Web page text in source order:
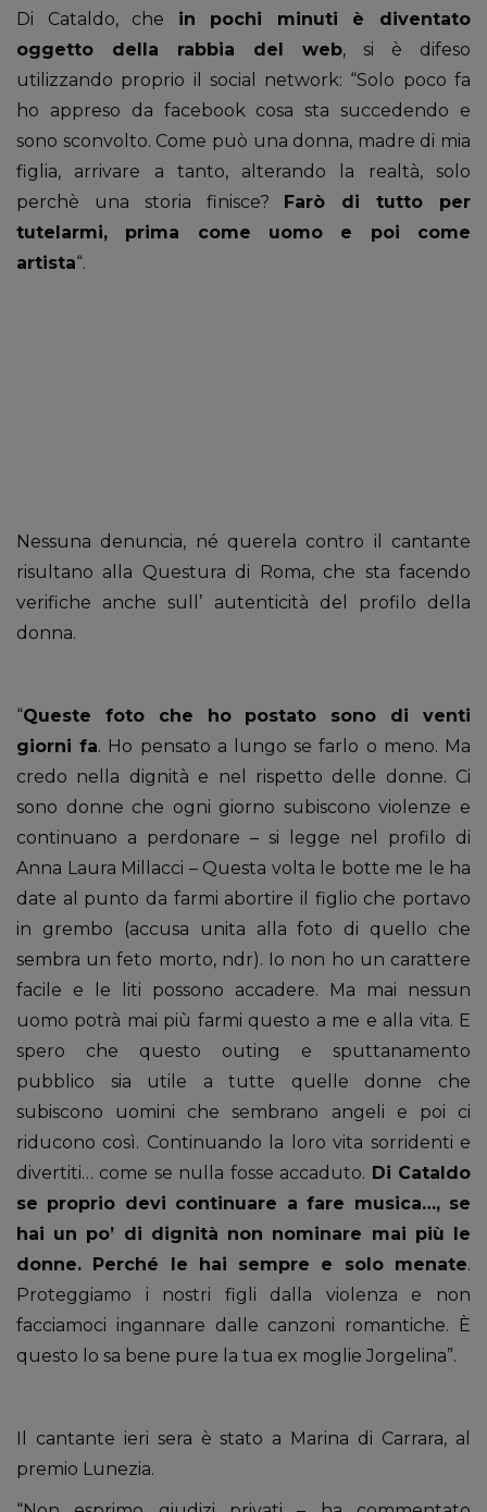
Di Cataldo, che in pochi minuti è diventato
oggetto della rabbia del web, si è difeso
utilizzando proprio il social network: “Solo poco fa
ho appreso da facebook cosa sta succedendo e
sono sconvolto. Come può una donna, madre di mia
figlia, arrivare a tanto, alterando la realtà, solo
perchè una storia finisce? Farò di tutto per
tutelarmi, prima come uomo e poi come
artista“.
Nessuna denuncia, né querela contro il cantante
risultano alla Questura di Roma, che sta facendo
verifiche anche sull’ autenticità del profilo della
donna.
“Queste foto che ho postato sono di venti
giorni fa. Ho pensato a lungo se farlo o meno. Ma
credo nella dignità e nel rispetto delle donne. Ci
sono donne che ogni giorno subiscono violenze e
continuano a perdonare – si legge nel profilo di
Anna Laura Millacci – Questa volta le botte me le ha
date al punto da farmi abortire il figlio che portavo
in grembo (accusa unita alla foto di quello che
sembra un feto morto, ndr). Io non ho un carattere
facile e le liti possono accadere. Ma mai nessun
uomo potrà mai più farmi questo a me e alla vita. E
spero che questo outing e sputtanamento
pubblico sia utile a tutte quelle donne che
subiscono uomini che sembrano angeli e poi ci
riducono così. Continuando la loro vita sorridenti e
divertiti… come se nulla fosse accaduto. Di Cataldo
se proprio devi continuare a fare musica…, se
hai un po’ di dignità non nominare mai più le
donne. Perché le hai sempre e solo menate.
Proteggiamo i nostri figli dalla violenza e non
facciamoci ingannare dalle canzoni romantiche. È
questo lo sa bene pure la tua ex moglie Jorgelina”.
Il cantante ieri sera è stato a Marina di Carrara, al
premio Lunezia.